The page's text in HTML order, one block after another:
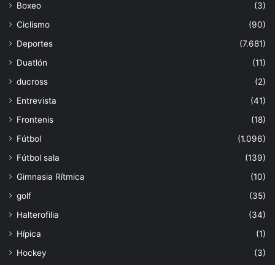
Boxeo
(3)
Ciclismo
(90)
Deportes
(7.681)
Duatlón
(11)
ducross
(2)
Entrevista
(41)
Frontenis
(18)
Fútbol
(1.096)
Fútbol sala
(139)
Gimnasia Rítmica
(10)
golf
(35)
Halterofilia
(34)
Hípica
(1)
Hockey
(3)